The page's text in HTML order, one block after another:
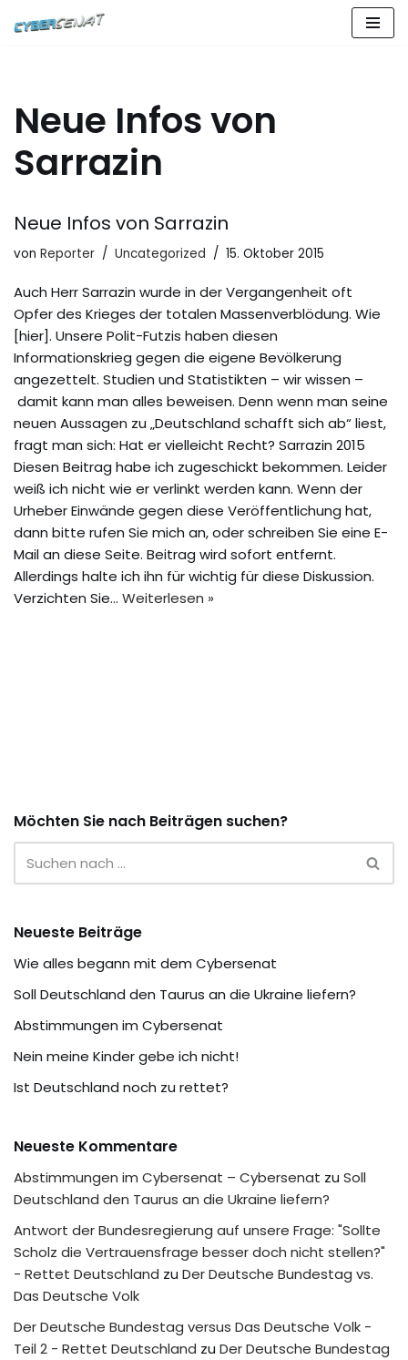
Neue Infos von
Sarrazin
Neue Infos von Sarrazin
von Reporter Uncategorized 15. Oktober 2015
Auch Herr Sarrazin wurde in der Vergangenheit oft
Opfer des Krieges der totalen Massenverblödung. Wie
[hier]. Unsere Polit-Futzis haben diesen
Informationskrieg gegen die eigene Bevölkerung
angezettelt. Studien und Statistikten – wir wissen –
damit kann man alles beweisen. Denn wenn man seine
neuen Aussagen zu „Deutschland schafft sich ab“ liest,
fragt man sich: Hat er vielleicht Recht? Sarrazin 2015
Diesen Beitrag habe ich zugeschickt bekommen. Leider
weiß ich nicht wie er verlinkt werden kann. Wenn der
Urheber Einwände gegen diese Veröffentlichung hat,
dann bitte rufen Sie mich an, oder schreiben Sie eine E-
Mail an diese Seite. Beitrag wird sofort entfernt.
Allerdings halte ich ihn für wichtig für diese Diskussion.
Verzichten Sie… Weiterlesen »
Möchten Sie nach Beiträgen suchen?
Neueste Beiträge
Wie alles begann mit dem Cybersenat
Soll Deutschland den Taurus an die Ukraine liefern?
Abstimmungen im Cybersenat
Nein meine Kinder gebe ich nicht!
Ist Deutschland noch zu rettet?
Neueste Kommentare
Abstimmungen im Cybersenat – Cybersenat zu Soll
Deutschland den Taurus an die Ukraine liefern?
Antwort der Bundesregierung auf unsere Frage: "Sollte
Scholz die Vertrauensfrage besser doch nicht stellen?"
- Rettet Deutschland zu Der Deutsche Bundestag vs.
Das Deutsche Volk
Der Deutsche Bundestag versus Das Deutsche Volk -
Teil 2 - Rettet Deutschland zu Der Deutsche Bundestag